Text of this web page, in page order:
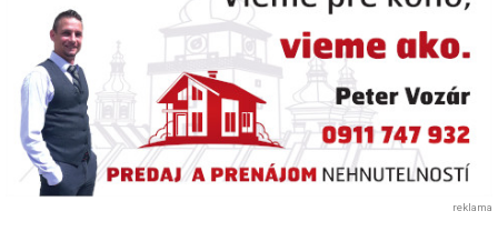
reklama